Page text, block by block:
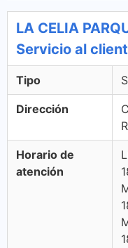
LA CELIA
Servicio al
Tipo
Dirección
Horario de
atención